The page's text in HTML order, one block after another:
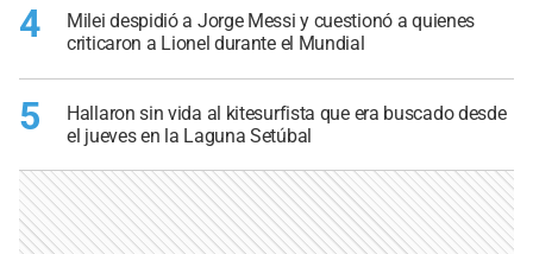
4
Milei despidió a Jorge Messi y cuestionó a quienes
criticaron a Lionel durante el Mundial
5
Hallaron sin vida al kitesurfista que era buscado desde
el jueves en la Laguna Setúbal